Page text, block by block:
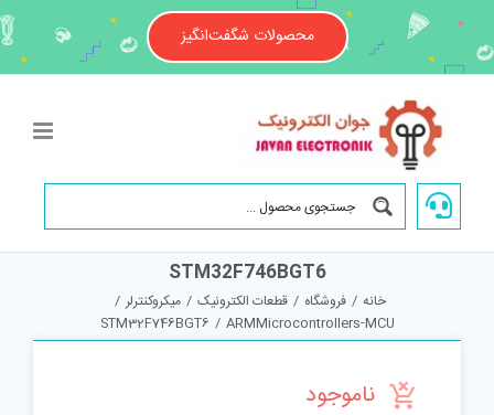
content
محصولات شگفت‌انگیز
STM32F746BGT6
خانه / فروشگاه / قطعات الکترونیک / میکروکنترلر /
ARMMicrocontrollers-MCU
/
STM32F746BGT6
ناموجود